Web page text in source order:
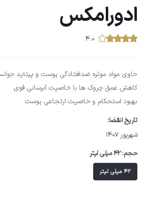
ادورامکس
۴.۰
حاوی مواد موثره ضدافتادگی پوست و پپتاید
کاهش عمق چروک ها با خاصیت آبرسانی قوی
بهبود استحکام و خاصیت ارتجاعی پوست
تاریخ انقضا:
شهریور 1407
حجم:42 میلی لیتر
42 میلی لیتر